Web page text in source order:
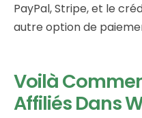
PayPal, Stripe, et le
autre option de
Voilà
Affiliés Dans